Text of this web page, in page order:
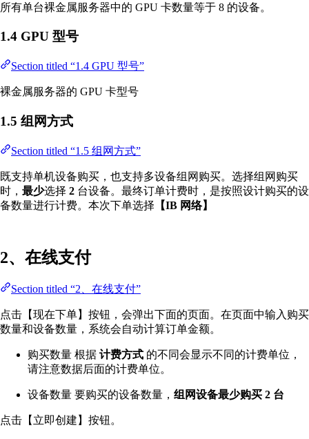
所有单台裸金属服务器中的 GPU 卡数量等于 8 的设备。
1.4 GPU 型号
Section titled “1.4 GPU 型号”
裸金属服务器的 GPU 卡型号
1.5 组网方式
Section titled “1.5 组网方式”
既支持单机设备购买，也支持多设备组网购买。选择组网购买
时， 最少选择 2 台设备。最终订单计费时，是按照设计购买的设
备数量进行计费。本次下单选择 【IB 网络】
2、在线支付
Section titled “2、在线支付”
点击【现在下单】按钮，会弹出下面的页面。在页面中输入购买
数量和设备数量，系统会自动计算订单金额。
购买数量 根据 计费方式 的不同会显示不同的计费单位，
请注意数据后面的计费单位。
设备数量 要购买的设备数量， 组网设备最少购买 2 台
点击【立即创建】按钮。